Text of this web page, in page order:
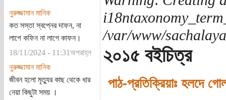
নুরুজ্জামান মানিক
কত সস্তা স্বপ্নের দাফন, না
লাগে কফিন না লাগে কাফন।
18/11/2024 - 11:31অপরাহ্ন
নুরুজ্জামান মানিক
জীবন হলো মৃত্যুর কাছ থেকে ধার
নেয়া কিছুটা সময় ।
/var/www/
২০১৫ বইচিত্র
পাঠ-প্রতিক্রিয়াঃ হলদে